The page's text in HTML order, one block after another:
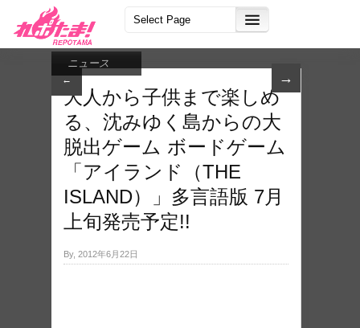
← →
ニュース
大人から子供まで楽しめ
る、沈みゆく島からの大
脱出ゲーム ボードゲーム
「アイランド（THE
ISLAND）」多言語版 7月
上旬発売予定!!
By, 2012年6月22日